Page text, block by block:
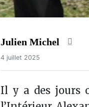
Julien Michel
4 juillet 2025
Il y a des jours